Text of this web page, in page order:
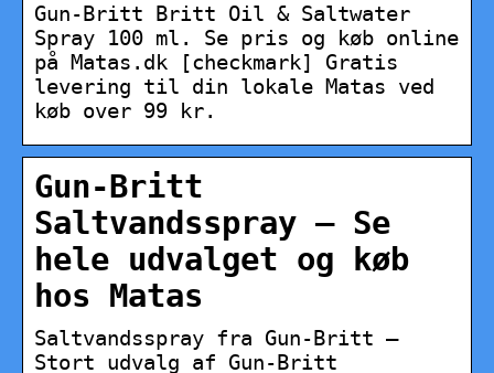
Gun-Britt Britt Oil & Saltwater
Spray 100 ml. Se pris og køb online
på Matas.dk [checkmark] Gratis
levering til din lokale Matas ved
køb over 99 kr.
Gun-Britt
Saltvandsspray – Se
hele udvalget og køb
hos Matas
Saltvandsspray fra Gun-Britt –
Stort udvalg af Gun-Britt